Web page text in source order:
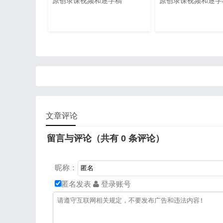
文章评论
留言与评论（共有 0 条评论）
昵称：
匿名发表
登录账号